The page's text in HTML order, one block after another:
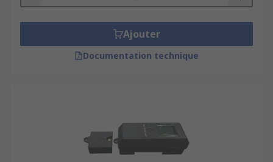
Sealing caps to seal male and female
sockets with a latch mechanism
Power modules or distribution units, mainly
used in network enclosures or large server
Ajouter
Documentation technique